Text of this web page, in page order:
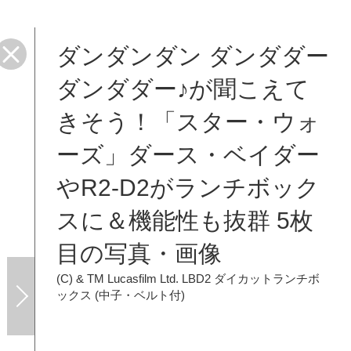
ダンダンダン ダンダダー
ダンダダー♪が聞こえて
きそう！「スター・ウォ
ーズ」ダース・ベイダー
やR2-D2がランチボック
スに＆機能性も抜群 5枚
目の写真・画像
(C) & TM Lucasfilm Ltd. LBD2 ダイカットランチボ
ックス (中子・ベルト付)